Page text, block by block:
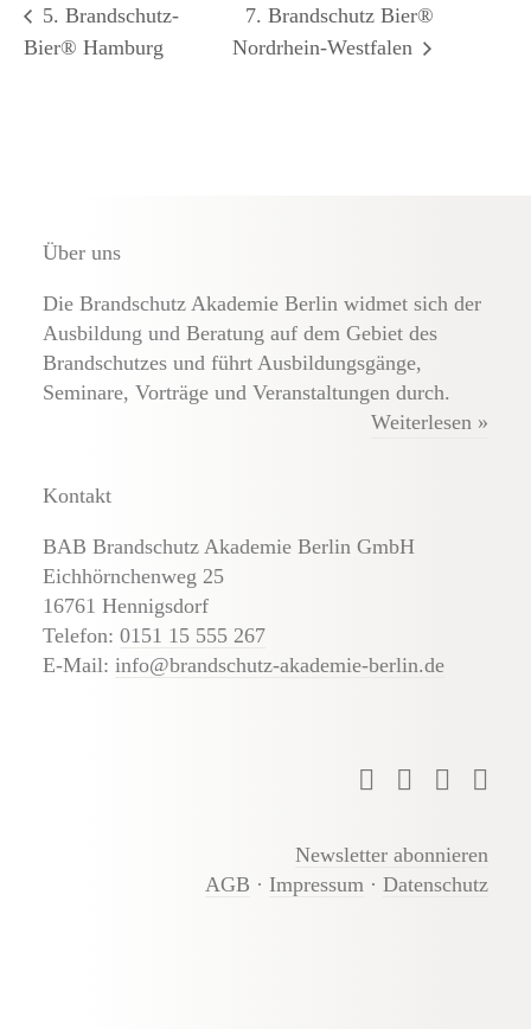
5. Brandschutz-
Bier® Hamburg
7. Brandschutz Bier®
Nordrhein-Westfalen
Über uns
Die Brandschutz Akademie Berlin widmet sich der
Ausbildung und Beratung auf dem Gebiet des
Brandschutzes und führt Ausbildungsgänge,
Seminare, Vorträge und Veranstaltungen durch.
Weiterlesen »
Kontakt
BAB Brandschutz Akademie Berlin GmbH
Eichhörnchenweg 25
16761 Hennigsdorf
Telefon: 0151 15 555 267
E-Mail: info@brandschutz-akademie-berlin.de
Newsletter abonnieren
AGB · Impressum · Datenschutz